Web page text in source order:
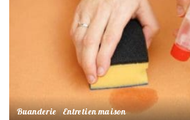
Buanderie Entretien maison